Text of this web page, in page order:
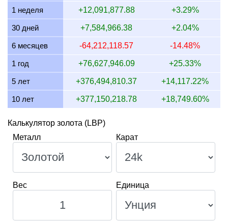
11 июля 2026 368,907,502.49 8,895,282.15
10 июля 2026 367,008,196.72 8,849,485.14
9 июля 2026 370,041,322.31 8,922,621.38
8 июля 2026 364,045,314.57 8,778,042.65
1 неделя +12,091,877.88 +3.29%
30 дней +7,584,966.38 +2.04%
6 месяцев -64,212,118.57 -14.48%
1 год +76,627,946.09 +25.33%
5 лет +376,494,810.37 +14,117.22%
10 лет +377,150,218.78 +18,749.60%
Калькулятор золота (LBP)
Металл
Карат
Вес Единица